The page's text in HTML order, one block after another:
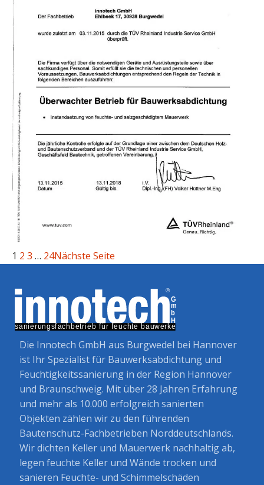
1 2 3 … 24Nächste Seite
Die Innotech GmbH aus Burgwedel bei Hannover
ist Ihr Spezialist für Bauwerksabdichtung und
Feuchtigkeitssanierung in der Region Hannover
und Braunschweig. Mit über 28 Jahren Erfahrung
und mehr als 10.000 erfolgreich sanierten
Objekten zählen wir zu den führenden
Bautenschutz-Fachbetrieben Norddeutschlands.
Wir dichten Keller und Mauerwerk nachhaltig ab,
legen feuchte Keller und Wände trocken und
sanieren Feuchte- und Schimmelschäden